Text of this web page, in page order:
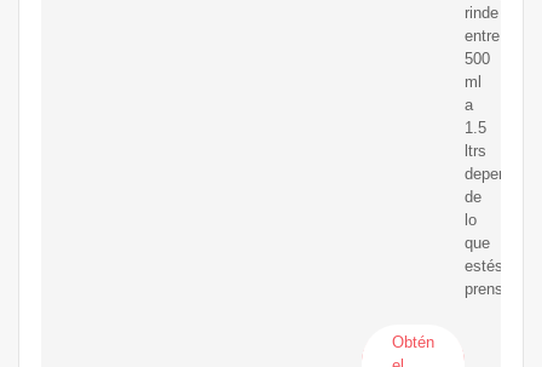
rinde
entre
500
ml
a
1.5
ltrs
de
lo
que
estés
prensando.
Obtén